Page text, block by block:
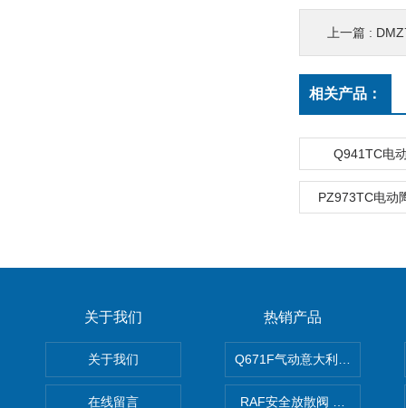
上一篇 :
相关产品：
Q941TC电
PZ973TC电动
关于我们
关于我们
在线留言
热销产品
Q671F气动意大利式薄型球阀
RAF安全放散阀 阀生产